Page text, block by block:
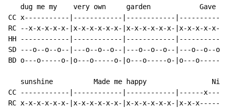
   dug me my    very own     garden            Gave me
CC x-----------|------------|------------
RC --x-x-x-x-x-|x-x-x-x-x-x-|x-x-x-x-x-x-|x-x-x-x-x-
HH ------------|------------|------------
SD ---o--o--o--|---o--o--o--|---o--o--o--|---o--o--
BD o---o-----o-|o---o-----o-|o---o-----o-|o---o-----
   sunshine          Made me happy                Nice
CC ------------|------------|------------|------
RC x-x-x-x-x-x-|x-x-x-x-x-x-|x-x-x-x-x-x-|x-x-